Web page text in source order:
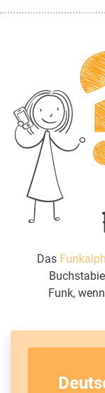
Das
Funk,